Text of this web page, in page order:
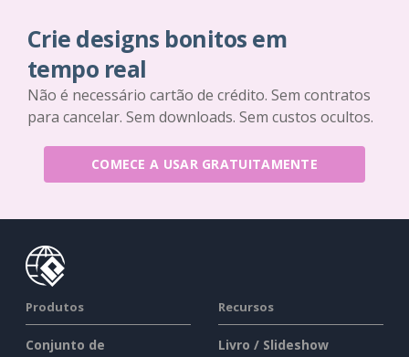
Crie designs bonitos em
tempo real
Não é necessário cartão de crédito. Sem contratos
para cancelar. Sem downloads. Sem custos ocultos.
COMECE A USAR GRATUITAMENTE
Produtos
Conjunto de
Recursos
Livro / Slideshow